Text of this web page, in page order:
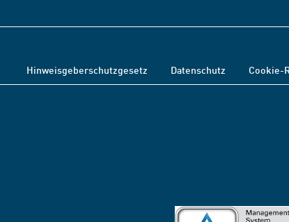
Hinweisgeberschutzgesetz Datenschutz Cookie-